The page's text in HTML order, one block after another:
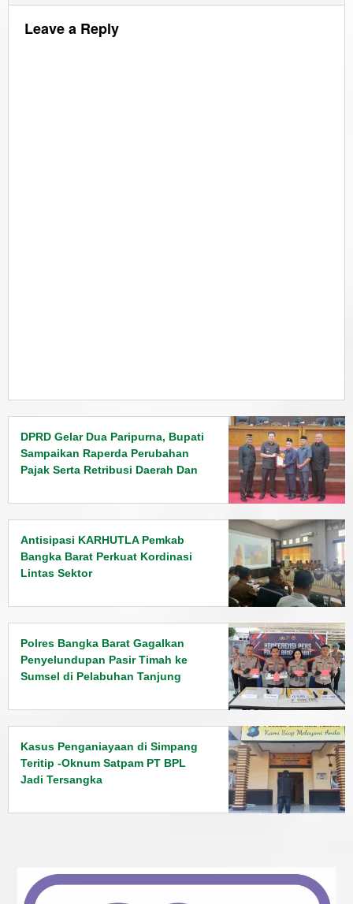
Leave a Reply
DPRD Gelar Dua Paripurna, Bupati
Sampaikan Raperda Perubahan
Pajak Serta Retribusi Daerah Dan
PPAS Tahun 2026
Antisipasi KARHUTLA Pemkab
Bangka Barat Perkuat Kordinasi
Lintas Sektor
Polres Bangka Barat Gagalkan
Penyelundupan Pasir Timah ke
Sumsel di Pelabuhan Tanjung
Kasus Penganiayaan di Simpang
Teritip -Oknum Satpam PT BPL
Jadi Tersangka